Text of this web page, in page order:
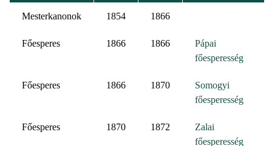
Mesterkanonok 1854 1866
Főesperes 1866 1866
Pápai
főesperesség
Főesperes 1866 1870
Somogyi
főesperesség
Főesperes 1870 1872
Zalai
főesperesség